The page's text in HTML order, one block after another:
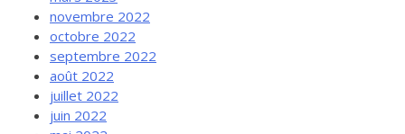
novembre 2022
octobre 2022
septembre 2022
août 2022
juillet 2022
juin 2022